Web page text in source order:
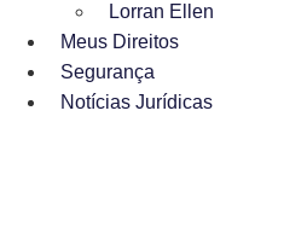
Lorran Ellen
Meus Direitos
Segurança
Notícias Jurídicas